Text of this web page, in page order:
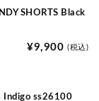
SHORTS Black
¥9,900 (税込)
Indigo ss26100